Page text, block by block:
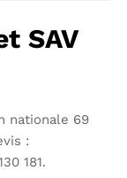
SAV
nationale 69
:
181.